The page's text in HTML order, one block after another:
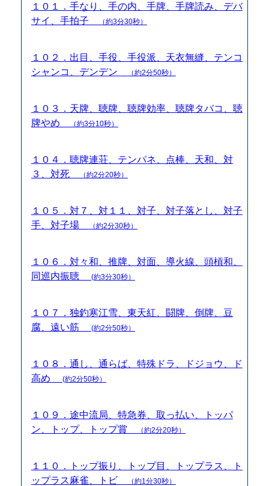
１０１．手なり、手の内、手牌、手牌読み、デバ
サイ、手拍子
（約3分30秒）
１０２．出目、手役、手役派、天衣無縫、テンコ
シャンコ、デンデン
（約2分50秒）
１０３．天牌、聴牌、聴牌効率、聴牌タバコ、聴
牌やめ
（約3分10秒）
１０４．聴牌連荘、テンパネ、点棒、天和、対
３、対死
（約2分20秒）
１０５．対７、対１１、対子、対子落とし、対子
手、対子場
（約2分30秒）
１０６．対々和、推牌、対面、導火線、頭槓和、
同巡内振聴
(約3分30秒）
１０７．独釣寒江雪、東天紅、闘牌、倒牌、豆
腐、遠い筋
(約2分50秒）
１０８．通し、通らば、特殊ドラ、ドジョウ、ド
高め
(約2分50秒）
１０９．途中流局、特急券、取っ払い、トッパ
ン、トップ、トップ賞
（約2分20秒）
１１０．トップ振り、トップ目、トップラス、ト
ップラス麻雀、トビ
（約1分30秒）